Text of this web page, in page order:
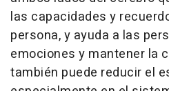
las capacidades y
persona, y ayuda a las
emociones y mantener la
también puede reducir el